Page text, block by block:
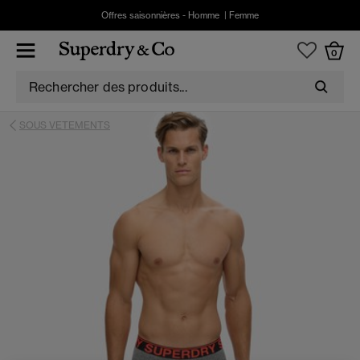
Offres saisonnières - Homme Femme
0
SOUS VETEMENTS